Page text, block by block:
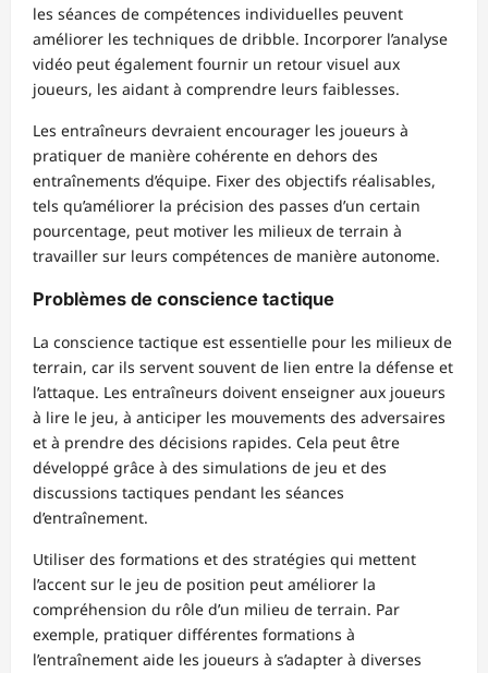
les séances de compétences individuelles peuvent
améliorer les techniques de dribble. Incorporer l’analyse
vidéo peut également fournir un retour visuel aux
joueurs, les aidant à comprendre leurs faiblesses.
Les entraîneurs devraient encourager les joueurs à
pratiquer de manière cohérente en dehors des
entraînements d’équipe. Fixer des objectifs réalisables,
tels qu’améliorer la précision des passes d’un certain
pourcentage, peut motiver les milieux de terrain à
travailler sur leurs compétences de manière autonome.
Problèmes de conscience tactique
La conscience tactique est essentielle pour les milieux de
terrain, car ils servent souvent de lien entre la défense et
l’attaque. Les entraîneurs doivent enseigner aux joueurs
à lire le jeu, à anticiper les mouvements des adversaires
et à prendre des décisions rapides. Cela peut être
développé grâce à des simulations de jeu et des
discussions tactiques pendant les séances
d’entraînement.
Utiliser des formations et des stratégies qui mettent
l’accent sur le jeu de position peut améliorer la
compréhension du rôle d’un milieu de terrain. Par
exemple, pratiquer différentes formations à
l’entraînement aide les joueurs à s’adapter à diverses